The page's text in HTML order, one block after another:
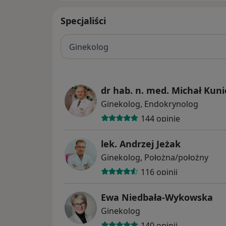
Specjaliści
Ginekolog
dr hab. n. med. Michał
Ginekolog, Endokrynolog
144 opinie
lek. Andrzej Jeżak
Ginekolog, Położna/położny
116 opinii
Ewa Niedbała-Wykowska
Ginekolog